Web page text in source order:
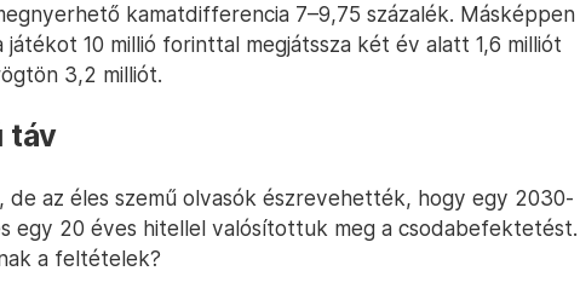
kamatdifferencia 7–9,75 százalék. Másképpen
játékot 10 millió forinttal megjátssza két év alatt 1,6 milliót
3,2 milliót.
táv
de az éles szemű olvasók észrevehették, hogy egy 2030-
egy 20 éves hitellel valósítottuk meg a csodabefektetést.
a feltételek?